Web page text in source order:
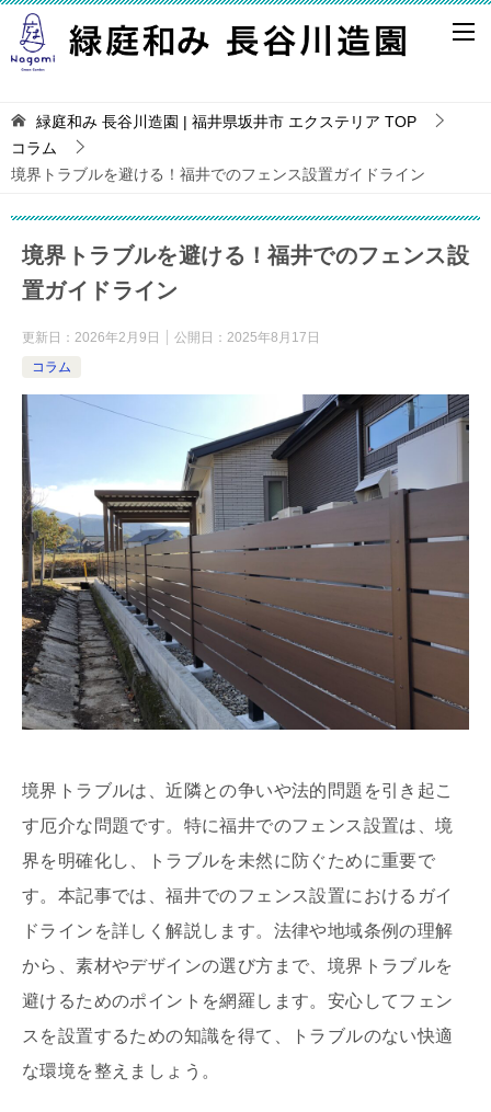
緑庭和み 長谷川造園 | 福井県坂井市 エクステリア TOP
コラム
境界トラブルを避ける！福井でのフェンス設置ガイドライン
境界トラブルを避ける！福井でのフェンス設
置ガイドライン
更新日： 2026年2月9日 公開日： 2025年8月17日
コラム
境界トラブルは、近隣との争いや法的問題を引き起こ
す厄介な問題です。特に福井でのフェンス設置は、境
界を明確化し、トラブルを未然に防ぐために重要で
す。本記事では、福井でのフェンス設置におけるガイ
ドラインを詳しく解説します。法律や地域条例の理解
から、素材やデザインの選び方まで、境界トラブルを
避けるためのポイントを網羅します。安心してフェン
スを設置するための知識を得て、トラブルのない快適
な環境を整えましょう。